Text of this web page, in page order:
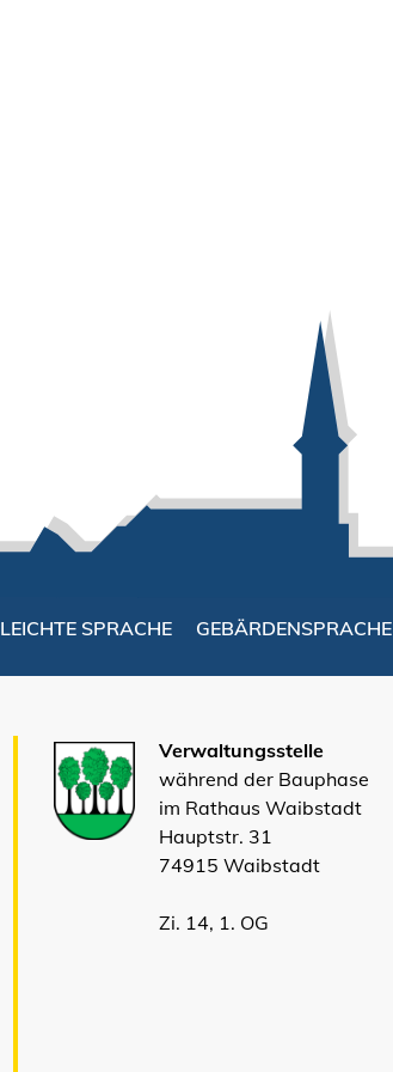
LEICHTE SPRACHE GEBÄRDENSPRACHE
Verwaltungsstelle
während der Bauphase
im Rathaus Waibstadt
Hauptstr. 31
74915 Waibstadt
Zi. 14, 1. OG